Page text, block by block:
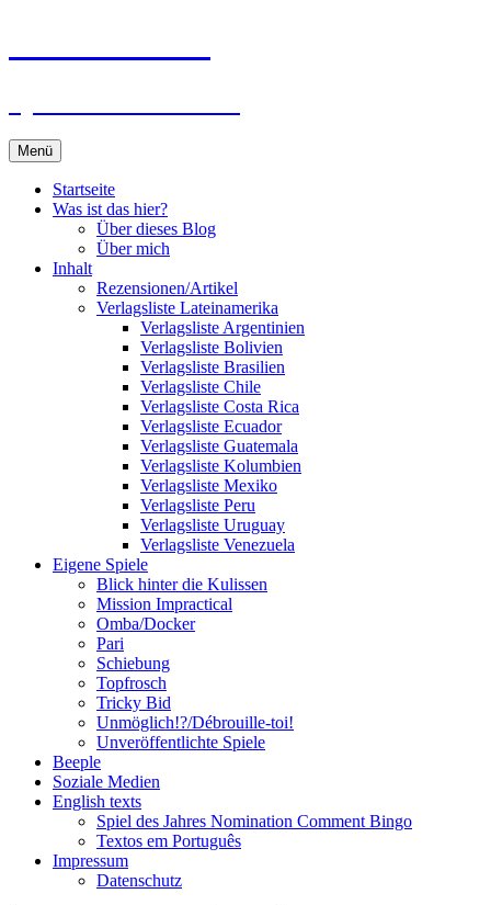
Menü
Startseite
Was ist das hier?
Über dieses Blog
Über mich
Inhalt
Rezensionen/Artikel
Verlagsliste Lateinamerika
Verlagsliste Argentinien
Verlagsliste Bolivien
Verlagsliste Brasilien
Verlagsliste Chile
Verlagsliste Costa Rica
Verlagsliste Ecuador
Verlagsliste Guatemala
Verlagsliste Kolumbien
Verlagsliste Mexiko
Verlagsliste Peru
Verlagsliste Uruguay
Verlagsliste Venezuela
Eigene Spiele
Blick hinter die Kulissen
Mission Impractical
Omba/Docker
Pari
Schiebung
Topfrosch
Tricky Bid
Unmöglich!?/Débrouille-toi!
Unveröffentlichte Spiele
Beeple
Soziale Medien
English texts
Spiel des Jahres Nomination Comment Bingo
Textos em Português
Impressum
Datenschutz